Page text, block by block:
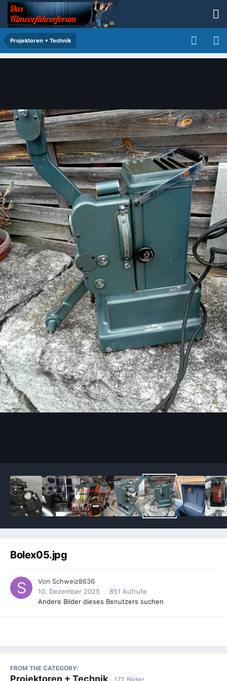
Projektoren + Technik
Bolex05.jpg
Von Schweiz8636
10. Dezember 2025
851 Aufrufe
Andere Bilder dieses Benutzers suchen
FROM THE CATEGORY:
Projektoren + Technik